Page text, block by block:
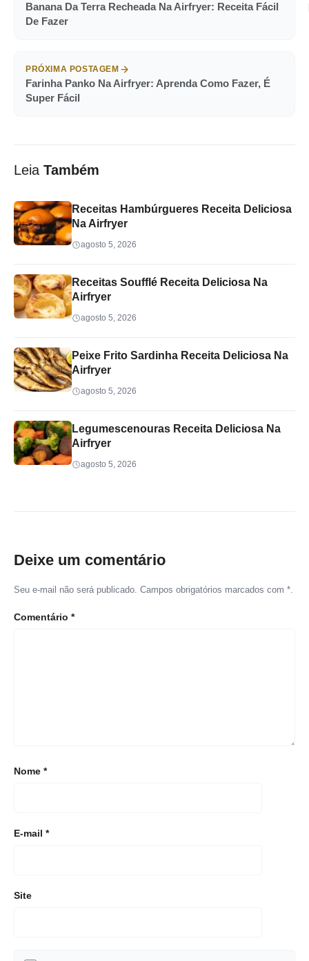
Banana Da Terra Recheada Na Airfryer: Receita Fácil
De Fazer
PRÓXIMA POSTAGEM
Farinha Panko Na Airfryer: Aprenda Como Fazer, É
Super Fácil
Leia Também
Receitas Hambúrgueres Receita Deliciosa
Na Airfryer
agosto 5, 2026
Receitas Soufflé Receita Deliciosa Na
Airfryer
agosto 5, 2026
Peixe Frito Sardinha Receita Deliciosa Na
Airfryer
agosto 5, 2026
Legumescenouras Receita Deliciosa Na
Airfryer
agosto 5, 2026
Deixe um comentário
Seu e-mail não será publicado. Campos obrigatórios marcados com *.
Comentário *
Nome *
E-mail *
Site